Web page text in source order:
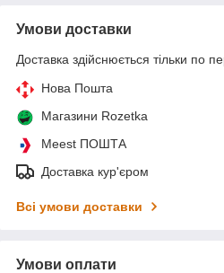
Умови доставки
Доставка здійснюється тільки по
Нова Пошта
Магазини Rozetka
Meest ПОШТА
Доставка кур'єром
Всі умови доставки
Умови оплати